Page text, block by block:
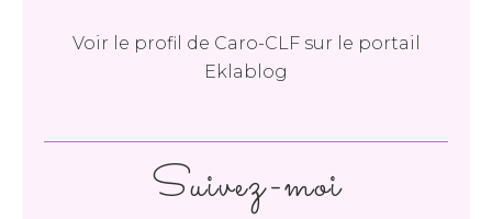
Suivez-moi
Voir le profil de Caro-CLFsur le portail
Eklablog